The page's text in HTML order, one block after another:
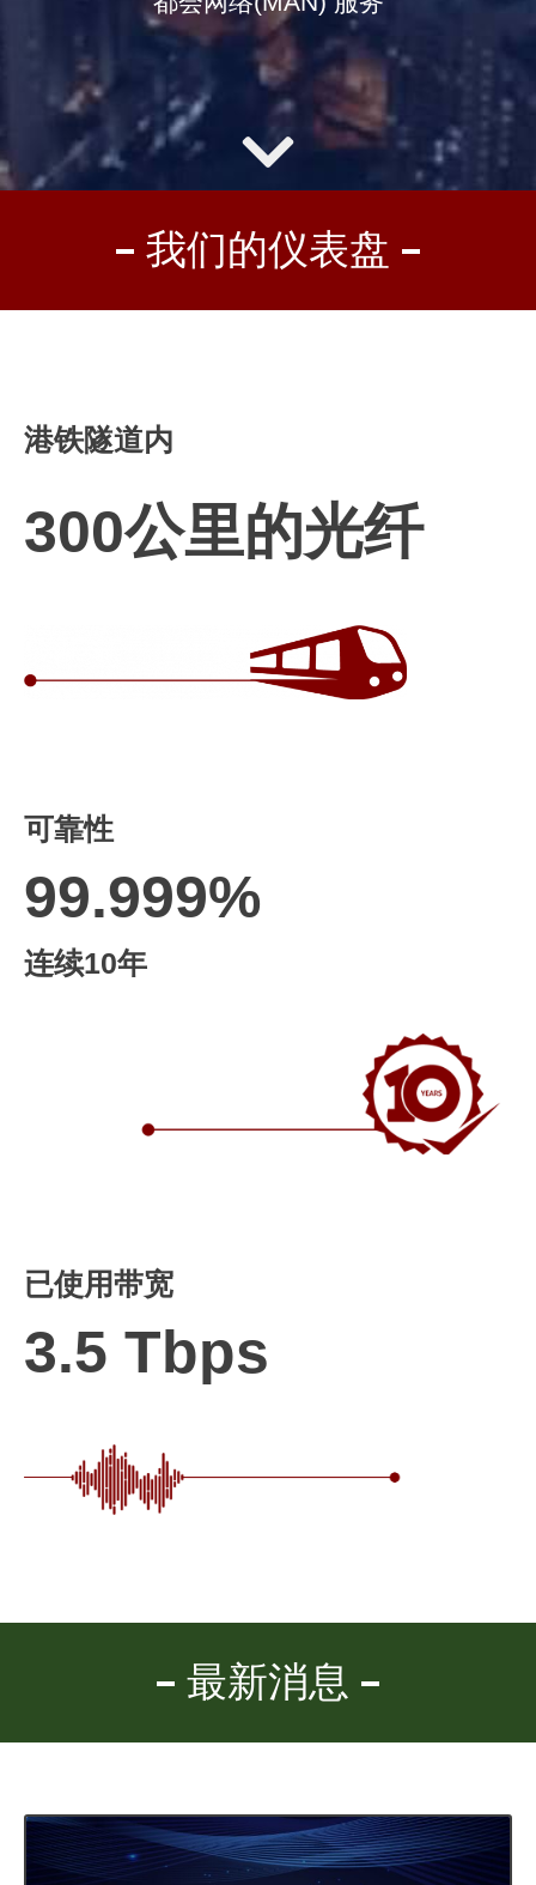
我们的仪表盘
港铁隧道内
300公里的光纤
可靠性
99.999%
连续10年
已使用带宽
3.5 Tbps
最新消息